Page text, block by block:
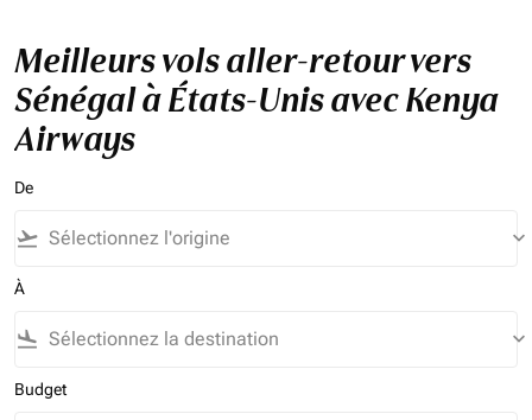
Meilleurs vols aller-retour vers
Sénégal à États-Unis avec Kenya
Airways
De
flight_takeoff keyboard_arrow_down
À
flight_land keyboard_arrow_down
Budget